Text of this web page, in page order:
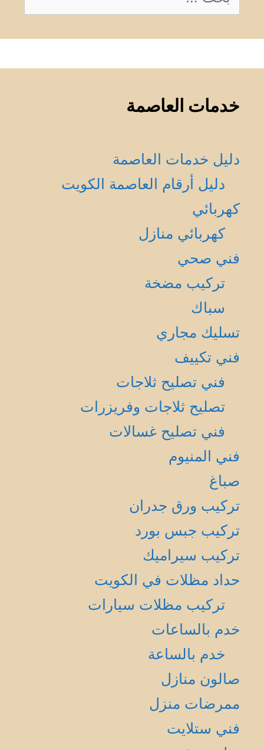
عن:
خدمات العاصمة
دليل خدمات العاصمة
دليل أرقام العاصمة الكويت
كهربائي
كهربائي منازل
فني صحي
تركيب مضخة
سباك
تسليك مجاري
فني تكييف
فني تصليح ثلاجات
تصليح ثلاجات وفريزرات
فني تصليح غسالات
فني المنيوم
صباغ
تركيب ورق جدران
تركيب جبس بورد
تركيب سيراميك
حداد مظلات في الكويت
تركيب مظلات سيارات
خدم بالساعات
خدم بالساعة
صالون منازل
ممرضات منزل
فني ستلايت